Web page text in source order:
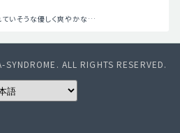
いそうな優しく爽やかな…
ALL RIGHTS RESERVED.